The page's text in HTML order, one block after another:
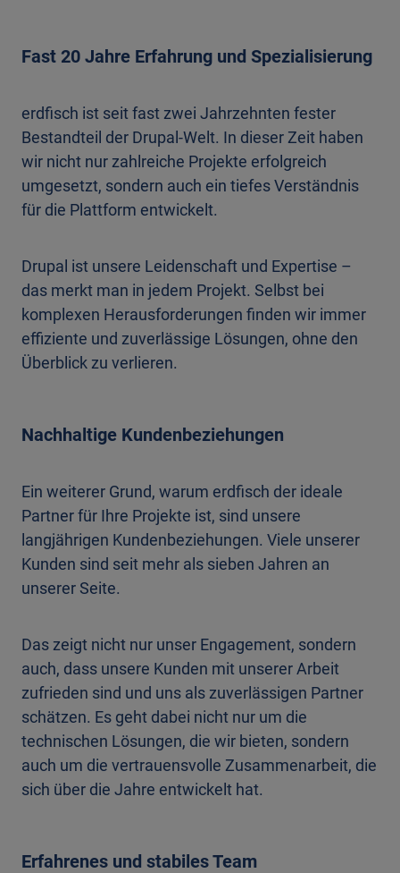
Fast 20 Jahre Erfahrung und Spezialisierung
erdfisch ist seit fast zwei Jahrzehnten fester
Bestandteil der Drupal-Welt. In dieser Zeit haben
wir nicht nur zahlreiche Projekte erfolgreich
umgesetzt, sondern auch ein tiefes Verständnis
für die Plattform entwickelt.
Drupal ist unsere Leidenschaft und Expertise –
das merkt man in jedem Projekt. Selbst bei
komplexen Herausforderungen finden wir immer
effiziente und zuverlässige Lösungen, ohne den
Überblick zu verlieren.
Nachhaltige Kundenbeziehungen
Ein weiterer Grund, warum erdfisch der ideale
Partner für Ihre Projekte ist, sind unsere
langjährigen Kundenbeziehungen. Viele unserer
Kunden sind seit mehr als sieben Jahren an
unserer Seite.
Das zeigt nicht nur unser Engagement, sondern
auch, dass unsere Kunden mit unserer Arbeit
zufrieden sind und uns als zuverlässigen Partner
schätzen. Es geht dabei nicht nur um die
technischen Lösungen, die wir bieten, sondern
auch um die vertrauensvolle Zusammenarbeit, die
sich über die Jahre entwickelt hat.
Erfahrenes und stabiles Team